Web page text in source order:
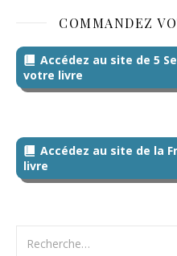
COMMANDEZ
Accédez au site de 5
votre livre
Accédez au site de la
livre